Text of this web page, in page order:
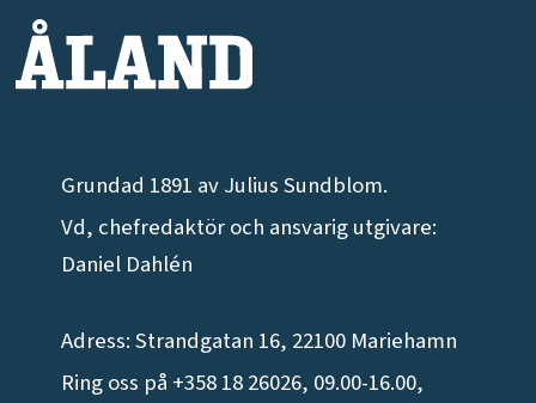
Grundad 1891 av Julius Sundblom.
Vd, chefredaktör och ansvarig utgivare:
Daniel Dahlén
Adress: Strandgatan 16, 22100 Mariehamn
Ring oss på +358 18 26026, 09.00-16.00,